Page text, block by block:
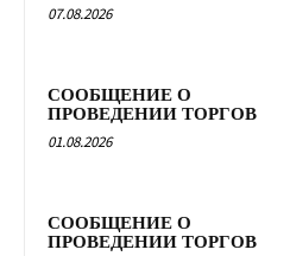
07.08.2026
СООБЩЕНИЕ О
ПРОВЕДЕНИИ ТОРГОВ
01.08.2026
СООБЩЕНИЕ О
ПРОВЕДЕНИИ ТОРГОВ